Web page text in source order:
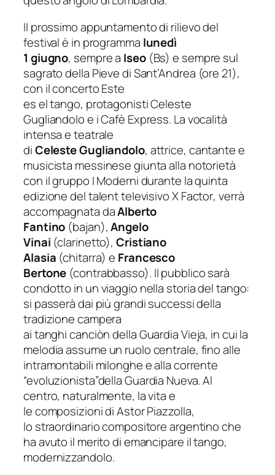
Il prossimo appuntamento di rilievo del
festival è in programma lunedì
1 giugno, sempre a Iseo (Bs) e sempre sul
sagrato della Pieve di Sant’Andrea (ore 21),
con il concertoEste
eseltango, protagonistiCeleste
Gugliandolo e i Cafè Express. La vocalità
intensa e teatrale
diCelesteGugliandolo, attrice, cantante e
musicista messinese giunta alla notorietà
con il gruppo I Moderni durante la quinta
edizione del talent televisivoX Factor, verrà
accompagnata daAlberto
Fantino (bajan),Angelo
Vinai (clarinetto), Cristiano
Alasia (chitarra) e Francesco
Bertone (contrabbasso). Il pubblico sarà
condotto in un viaggio nella storia del tango:
si passerà dai più grandi successi della
tradizione campera
ai tanghicanciòndellaGuardia Vieja, in cui la
melodia assume un ruolo centrale, fino alle
intramontabili milonghe e alla corrente
“evoluzionista”dellaGuardia Nueva. Al
centro, naturalmente, la vita e
le composizioni di Astor Piazzolla,
lo straordinario compositore argentino che
ha avuto il merito di emancipare il tango,
modernizzandolo.